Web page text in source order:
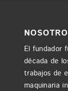
El fundador
década de
trabajos de
maquinaria